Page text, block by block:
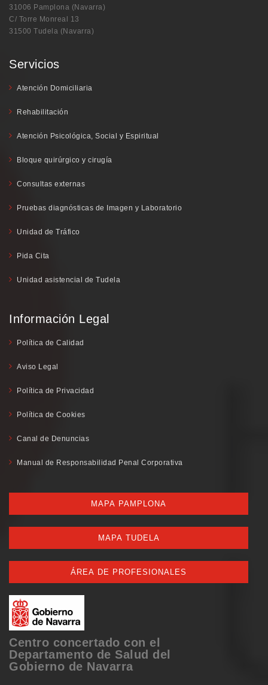
31006 Pamplona (Navarra)
C/ Torre Monreal 13
31500 Tudela (Navarra)
Servicios
Atención Domiciliaria
Rehabilitación
Atención Psicológica, Social y Espiritual
Bloque quirúrgico y cirugía
Consultas externas
Pruebas diagnósticas de Imagen y Laboratorio
Unidad de Tráfico
Pida Cita
Unidad asistencial de Tudela
Información Legal
Política de Calidad
Aviso Legal
Política de Privacidad
Política de Cookies
Canal de Denuncias
Manual de Responsabilidad Penal Corporativa
MAPA PAMPLONA
MAPA TUDELA
ÁREA DE PROFESIONALES
Centro concertado con el
Departamento de Salud del
Gobierno de Navarra